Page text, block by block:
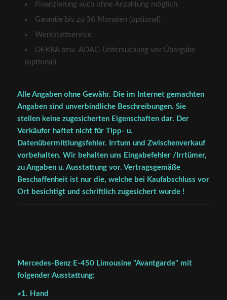
Finanzierung auch ohne Anzahlung möglich
Garantie bis zu 36 Monaten (optional)
Werkstattservice
DEKRA bzw. ADAC-Untersuchung vor Übergabe
(optional)
Alle Angaben ohne Gewähr. Die im Internet gemachten
Angaben sind unverbindliche Beschreibungen. Sie
stellen keine zugesicherten Eigenschaften dar. Der
Verkäufer haftet nicht für Tipp- u.
Datenübermittlungsfehler. Irrtum und Zwischenverkauf
vorbehalten. Wir behalten uns Eingabefehler /Irrtümer,
zu Angaben u. Ausstattung vor. Vertragsgemäße
Beschaffenheit ist nur die, welche bei Kaufabschluss vor
Ort besichtigt und schriftlich zugesichert wurde !
Mercedes-Benz E-450 Limousine "Avantgarde" mit
folgender Ausstattung:
∗1. Hand